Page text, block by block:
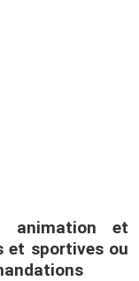
animation et
et sportives ou